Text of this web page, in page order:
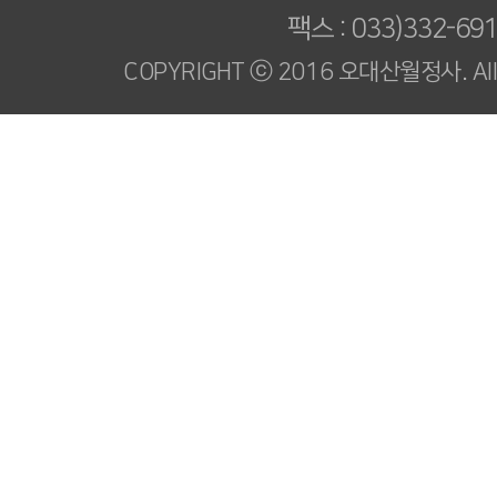
팩스 : 033)332-
COPYRIGHT ⓒ 2016 오대산월정사.